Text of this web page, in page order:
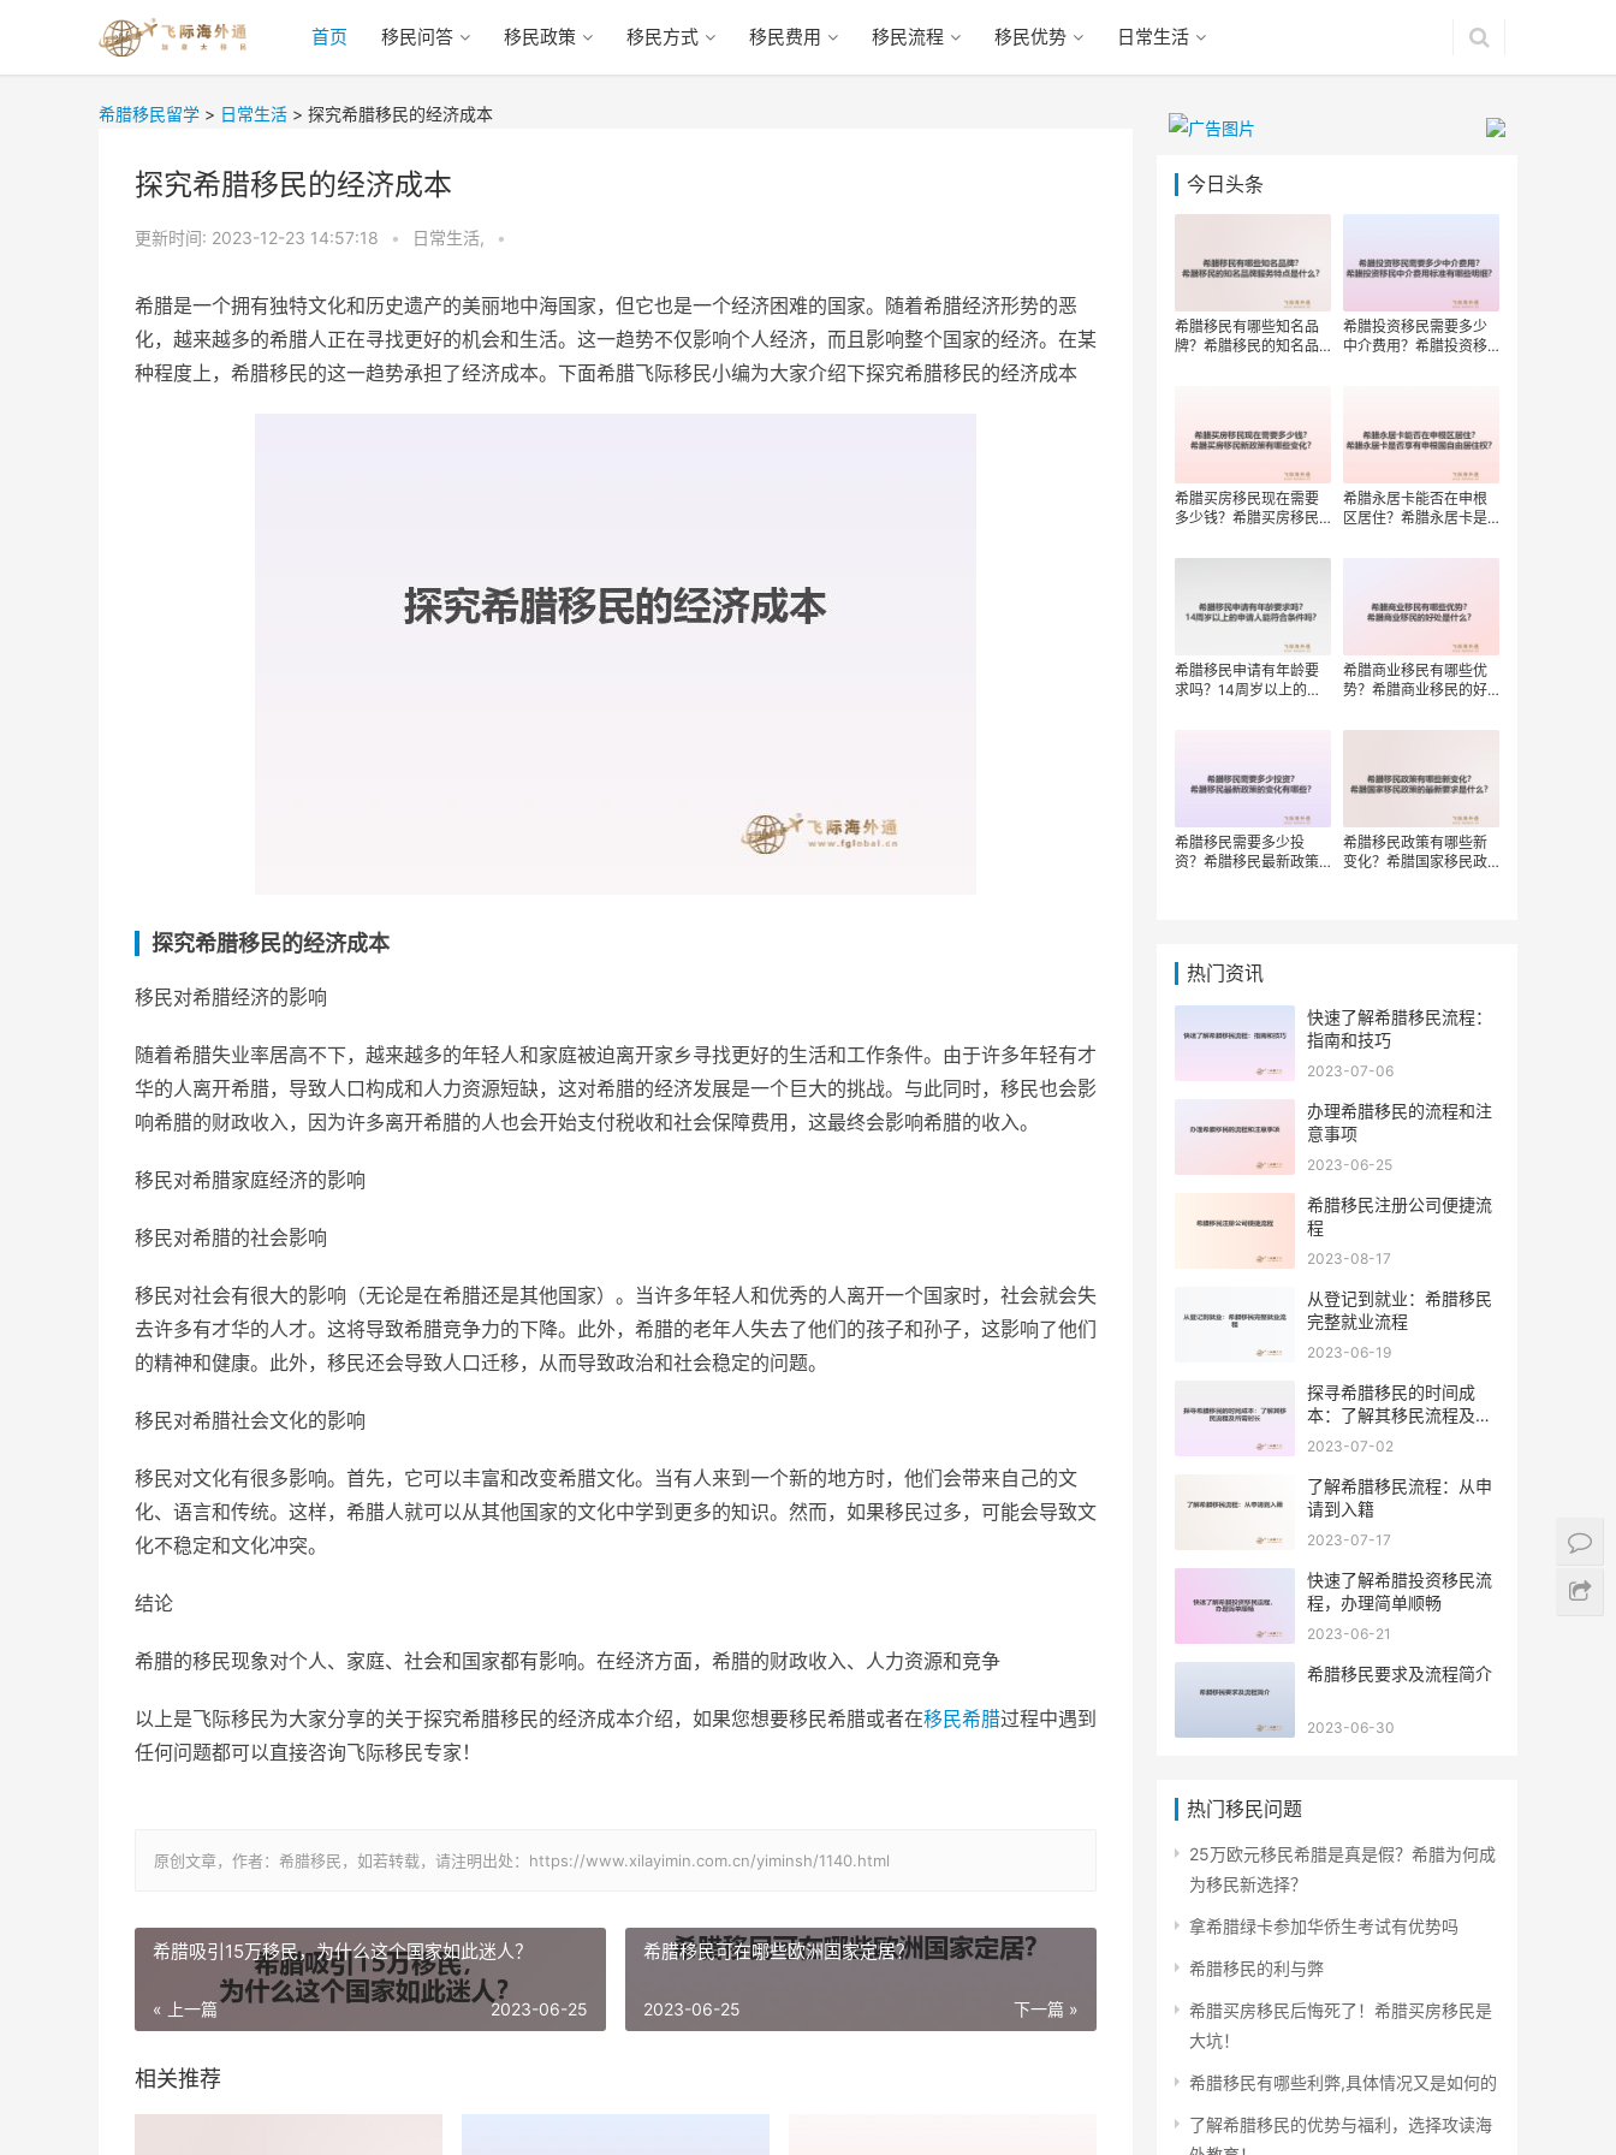
首页 移民问答 移民政策 移民方式 移民费用 移民流程 移民优势 日常生活
希腊移民留学 > 日常生活 > 探究希腊移民的经济成本
探究希腊移民的经济成本
更新时间: 2023-12-23 14:57:18 • 日常生活, •
希腊是一个拥有独特文化和历史遗产的美丽地中海国家，但它也是一个经济困难的国家。随着希腊经济形势的恶
化，越来越多的希腊人正在寻找更好的机会和生活。这一趋势不仅影响个人经济，而且影响整个国家的经济。在某
种程度上，希腊移民的这一趋势承担了经济成本。下面希腊飞际移民小编为大家介绍下探究希腊移民的经济成本
探究希腊移民的经济成本
移民对希腊经济的影响
随着希腊失业率居高不下，越来越多的年轻人和家庭被迫离开家乡寻找更好的生活和工作条件。由于许多年轻有才
华的人离开希腊，导致人口构成和人力资源短缺，这对希腊的经济发展是一个巨大的挑战。与此同时，移民也会影
响希腊的财政收入，因为许多离开希腊的人也会开始支付税收和社会保障费用，这最终会影响希腊的收入。
移民对希腊家庭经济的影响
移民对希腊的社会影响
移民对社会有很大的影响（无论是在希腊还是其他国家）。当许多年轻人和优秀的人离开一个国家时，社会就会失
去许多有才华的人才。这将导致希腊竞争力的下降。此外，希腊的老年人失去了他们的孩子和孙子，这影响了他们
的精神和健康。此外，移民还会导致人口迁移，从而导致政治和社会稳定的问题。
移民对希腊社会文化的影响
移民对文化有很多影响。首先，它可以丰富和改变希腊文化。当有人来到一个新的地方时，他们会带来自己的文
化、语言和传统。这样，希腊人就可以从其他国家的文化中学到更多的知识。然而，如果移民过多，可能会导致文
化不稳定和文化冲突。
结论
希腊的移民现象对个人、家庭、社会和国家都有影响。在经济方面，希腊的财政收入、人力资源和竞争
以上是飞际移民为大家分享的关于探究希腊移民的经济成本介绍，如果您想要移民希腊或者在移民希腊过程中遇到
任何问题都可以直接咨询飞际移民专家！
原创文章，作者：希腊移民，如若转载，请注明出处：https://www.xilayimin.com.cn/yiminsh/1140.html
希腊吸引15万移民，为什么这个国家如此迷人？
« 上一篇 2023-06-25
希腊移民可在哪些欧洲国家定居？
下一篇 »
2023-06-25
相关推荐
今日头条
希腊移民有哪些知名品
牌？希腊移民的知名品
希腊投资移民需要多少
中介费用？希腊投资移
希腊买房移民现在需要
多少钱？希腊买房移民
希腊永居卡能否在申根
区居住？希腊永居卡是
希腊移民申请有年龄要
求吗？14周岁以上的申
希腊商业移民有哪些优
势？希腊商业移民的好
希腊移民需要多少投
资？希腊移民最新政策
希腊移民政策有哪些新
变化？希腊国家移民政
热门资讯
快速了解希腊移民流程：
指南和技巧
2023-07-06
办理希腊移民的流程和注
意事项
2023-06-25
希腊移民注册公司便捷流
程
2023-08-17
从登记到就业：希腊移民
完整就业流程
2023-06-19
探寻希腊移民的时间成
本：了解其移民流程及所
需时长
2023-07-02
了解希腊移民流程：从申
请到入籍
2023-07-17
快速了解希腊投资移民流
程，办理简单顺畅
2023-06-21
希腊移民要求及流程简介
2023-06-30
热门移民问题
25万欧元移民希腊是真是假？希腊为何成
为移民新选择？
拿希腊绿卡参加华侨生考试有优势吗
希腊移民的利与弊
希腊买房移民后悔死了！希腊买房移民是
大坑！
希腊移民有哪些利弊,具体情况又是如何的
了解希腊移民的优势与福利，选择攻读海